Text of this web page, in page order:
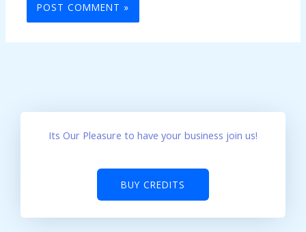
Its Our Pleasure to have your business join us!
BUY CREDITS